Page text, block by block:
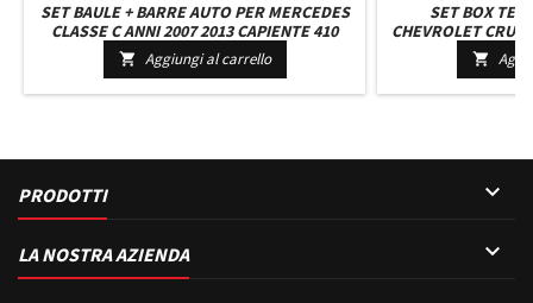
SET BAULE + BARRE AUTO PER MERCEDES
CLASSE C ANNI 2007 2013 CAPIENTE 410
LITRI GRIGIO CON CHIAVI BARRE 127 CM +
KIT ATTACCHI
 Aggiungi al carrello
SET BOX
CHEVROLET
330 LITRI
BARRE 127

PRODOTTI 
LA NOSTRA AZIENDA 